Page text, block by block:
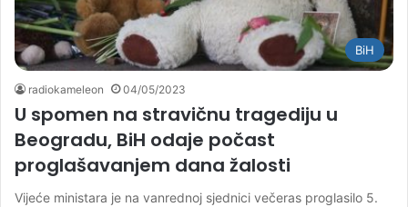
BiH
radiokameleon 04/05/2023
U spomen na stravičnu tragediju u
Beogradu, BiH odaje počast
proglašavanjem dana žalosti
Vijeće ministara je na vanrednoj sjednici večeras proglasilo 5.